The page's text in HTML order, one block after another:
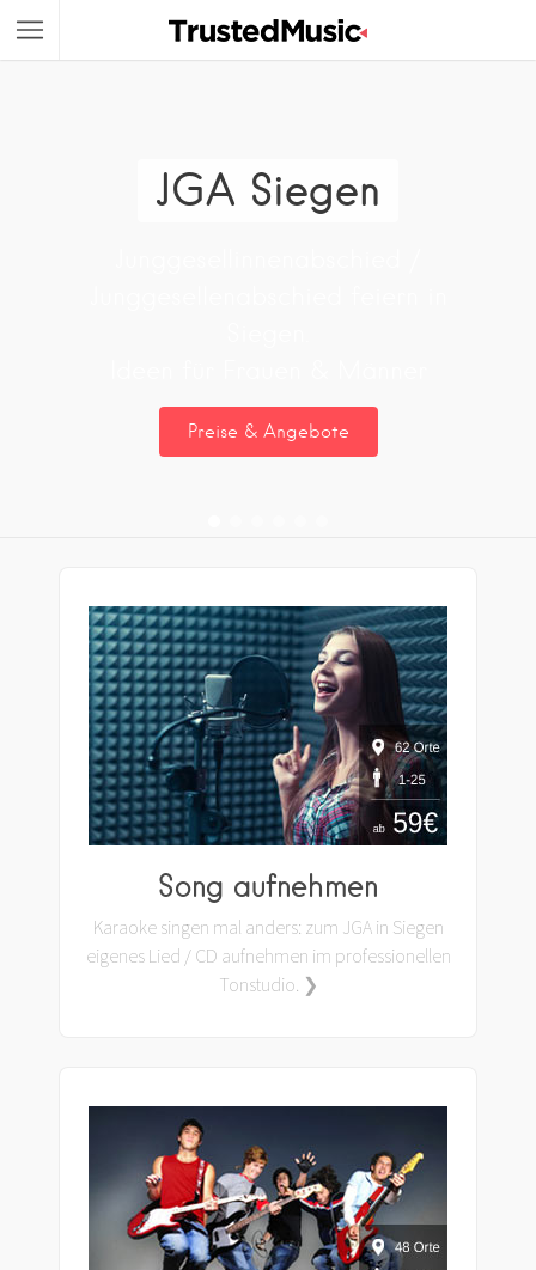
JGA Siegen
Song aufnehmen
Karaoke singen mal anders: zum JGA in Siegen
eigenes Lied / CD aufnehmen im professionellen
Tonstudio. ❯